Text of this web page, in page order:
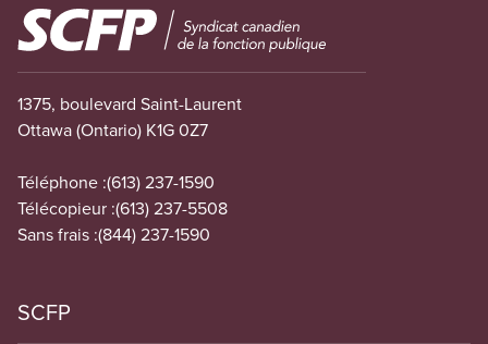
Image
1375, boulevard Saint-Laurent
Ottawa (Ontario) K1G 0Z7
Téléphone :(613) 237-1590
Télécopieur :(613) 237-5508
Sans frais :(844) 237-1590
SCFP